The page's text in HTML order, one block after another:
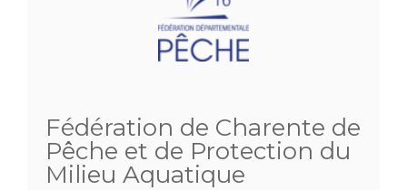
Fédération de Charente de
Pêche et de Protection du
Milieu Aquatique